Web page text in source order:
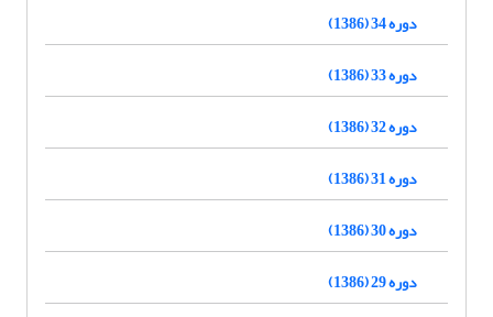
دوره 34 (1386)
دوره 33 (1386)
دوره 32 (1386)
دوره 31 (1386)
دوره 30 (1386)
دوره 29 (1386)